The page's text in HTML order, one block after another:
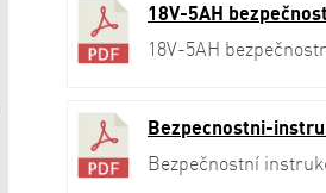
18V-5AH
18V-5AH
Bezpecnostni-
Bezpečnostní